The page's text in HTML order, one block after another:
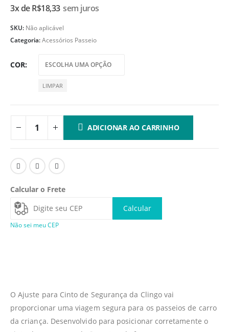
3x deR$18,33 sem juros
SKU: Não aplicável
Categoria:Acessórios Passeio
COR
LIMPAR
ADICIONAR AO CARRINHO
Calcular o Frete
Calcular
Não sei meu CEP
O Ajuste para Cinto de Segurança da Clingo vai
proporcionar uma viagem segura para os passeios de carro
da criança. Desenvolvido para posicionar corretamente o